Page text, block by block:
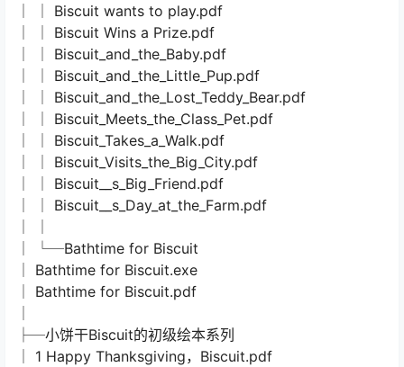
│ │ Biscuit wants to play.pdf
│ │ Biscuit Wins a Prize.pdf
│ │ Biscuit_and_the_Baby.pdf
│ │ Biscuit_and_the_Little_Pup.pdf
│ │ Biscuit_and_the_Lost_Teddy_Bear.pdf
│ │ Biscuit_Meets_the_Class_Pet.pdf
│ │ Biscuit_Takes_a_Walk.pdf
│ │ Biscuit_Visits_the_Big_City.pdf
│ │ Biscuit__s_Big_Friend.pdf
│ │ Biscuit__s_Day_at_the_Farm.pdf
│ └─Bathtime for Biscuit
│ Bathtime for Biscuit.exe
│ Bathtime for Biscuit.pdf
├─小饼干Biscuit的初级绘本系列
│ 1 Happy Thanksgiving，Biscuit.pdf